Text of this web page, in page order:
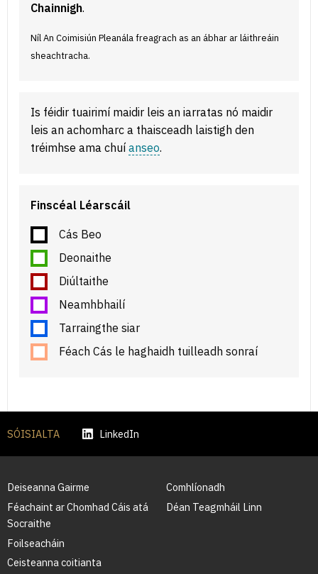
Chainnigh.
Níl An Coimisiún Pleanála freagrach as an ábhar ar láithreáin
sheachtracha.
Is féidir tuairimí maidir leis an iarratas nó maidir
leis an achomharc a thaisceadh laistigh den
tréimhse ama chuí anseo.
Finscéal Léarscáil
Cás Beo
Deonaithe
Diúltaithe
Neamhbhailí
Tarraingthe siar
Féach Cás le haghaidh tuilleadh sonraí
SÓISIALTA LinkedIn
Deiseanna Gairme
Féachaint ar Chomhad Cáis atá
Socraithe
Foilseacháin
Ceisteanna coitianta
Comhlíonadh
Déan Teagmháil Linn